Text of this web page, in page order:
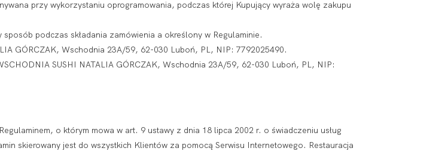
przy wykorzystaniu oprogramowania, podczas której Kupujący wyraża wolę zakupu
podczas składania zamówienia a określony w Regulaminie.
GÓRCZAK, Wschodnia 23A/59, 62-030 Luboń, PL, NIP: 7792025490.
SUSHI NATALIA GÓRCZAK, Wschodnia 23A/59, 62-030 Luboń, PL, NIP:
o którym mowa w art. 9 ustawy z dnia 18 lipca 2002 r. o świadczeniu usług
skierowany jest do wszystkich Klientów za pomocą Serwisu Internetowego. Restauracja